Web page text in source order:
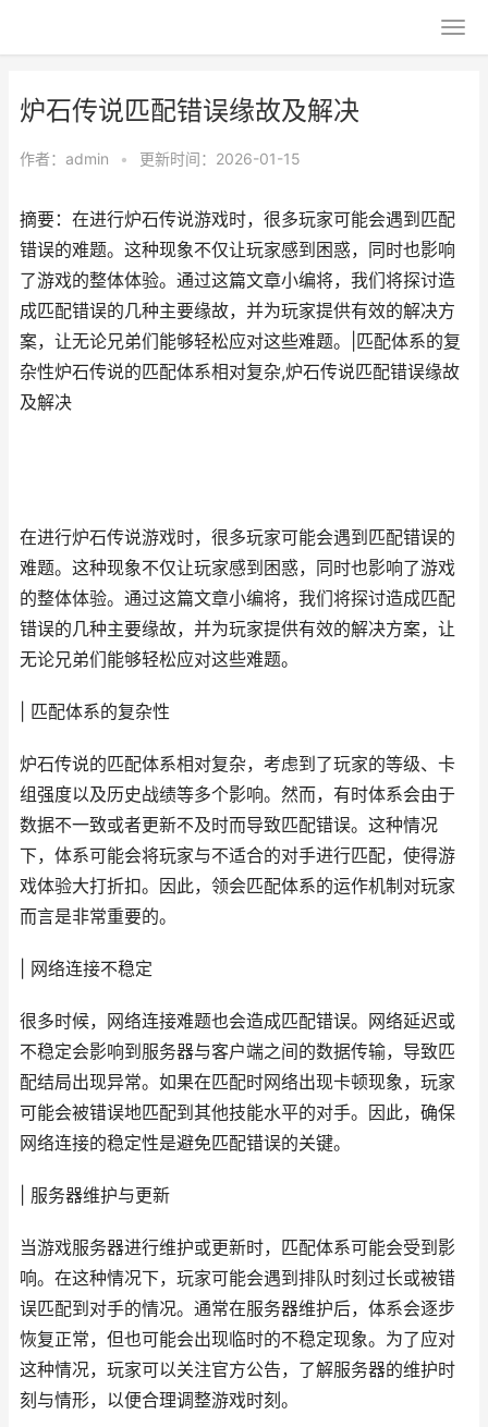
炉石传说匹配错误缘故及解决
作者： admin • 更新时间：2026-01-15
摘要：在进行炉石传说游戏时，很多玩家可能会遇到匹配
错误的难题。这种现象不仅让玩家感到困惑，同时也影响
了游戏的整体体验。通过这篇文章小编将，我们将探讨造
成匹配错误的几种主要缘故，并为玩家提供有效的解决方
案，让无论兄弟们能够轻松应对这些难题。|匹配体系的复
杂性炉石传说的匹配体系相对复杂,炉石传说匹配错误缘故
及解决
在进行炉石传说游戏时，很多玩家可能会遇到匹配错误的
难题。这种现象不仅让玩家感到困惑，同时也影响了游戏
的整体体验。通过这篇文章小编将，我们将探讨造成匹配
错误的几种主要缘故，并为玩家提供有效的解决方案，让
无论兄弟们能够轻松应对这些难题。
| 匹配体系的复杂性
炉石传说的匹配体系相对复杂，考虑到了玩家的等级、卡
组强度以及历史战绩等多个影响。然而，有时体系会由于
数据不一致或者更新不及时而导致匹配错误。这种情况
下，体系可能会将玩家与不适合的对手进行匹配，使得游
戏体验大打折扣。因此，领会匹配体系的运作机制对玩家
而言是非常重要的。
| 网络连接不稳定
很多时候，网络连接难题也会造成匹配错误。网络延迟或
不稳定会影响到服务器与客户端之间的数据传输，导致匹
配结局出现异常。如果在匹配时网络出现卡顿现象，玩家
可能会被错误地匹配到其他技能水平的对手。因此，确保
网络连接的稳定性是避免匹配错误的关键。
| 服务器维护与更新
当游戏服务器进行维护或更新时，匹配体系可能会受到影
响。在这种情况下，玩家可能会遇到排队时刻过长或被错
误匹配到对手的情况。通常在服务器维护后，体系会逐步
恢复正常，但也可能会出现临时的不稳定现象。为了应对
这种情况，玩家可以关注官方公告，了解服务器的维护时
刻与情形，以便合理调整游戏时刻。